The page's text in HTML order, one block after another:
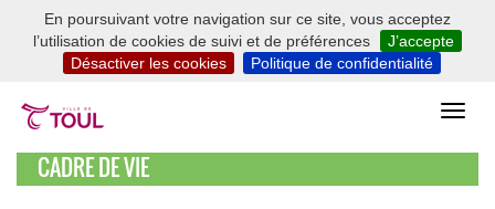
En poursuivant votre navigation sur ce site, vous acceptez
l’utilisation de cookies de suivi et de préférences
J’accepte
Désactiver les cookies
Politique de confidentialité
CADRE DE VIE